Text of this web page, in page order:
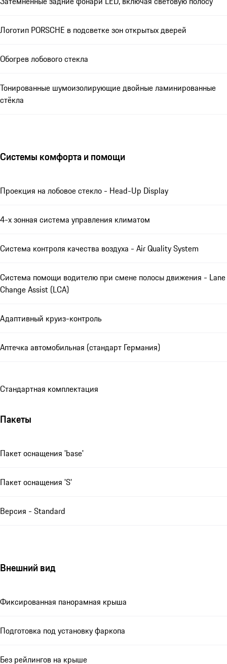
Логотип PORSCHE в подсветке зон открытых дверей
Обогрев лобового стекла
Тонированные шумоизолирующие двойные ламинированные
стёкла
Системы комфорта и помощи
Проекция на лобовое стекло - Head-Up Display
4-х зонная система управления климатом
Система контроля качества воздуха - Air Quality System
Система помощи водителю при смене полосы движения - Lane
Change Assist (LCA)
Адаптивный круиз-контроль
Аптечка автомобильная (стандарт Германия)
Стандартная комплектация
Пакеты
Пакет оснащения 'base'
Пакет оснащения 'S'
Версия - Standard
Внешний вид
Фиксированная панорамная крыша
Подготовка под установку фаркопа
Без рейлингов на крыше